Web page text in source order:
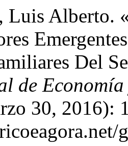
Luis Alberto.
Del
de
30, 2016):